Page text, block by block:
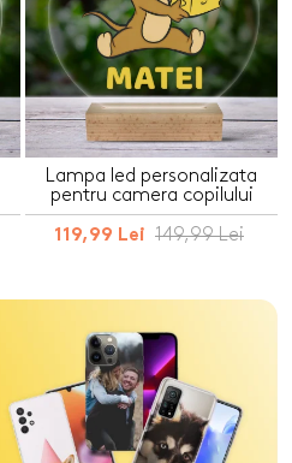
Lampa led personalizata
pentru camera copilului
119,99 Lei 149,99 Lei